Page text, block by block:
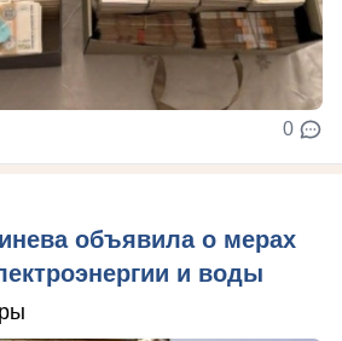
0
объявила о мерах
и воды